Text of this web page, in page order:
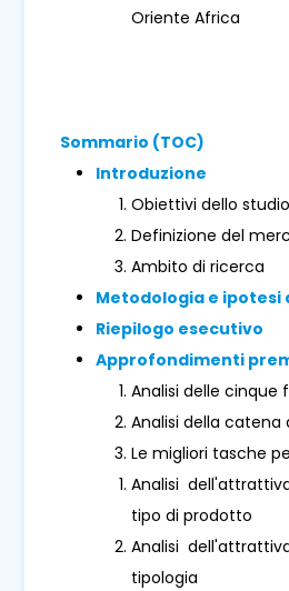
Oriente Africa
Sommario (TOC)
Introduzione
Obiettivi dello studio
Definizione del
Ambito di ricerca
Metodologia e ipotesi
Riepilogo esecutivo
Approfondimenti
Analisi delle cinque
Analisi della catena
Le migliori tasche
Analisi
tipo di prodotto
Analisi
tipologia